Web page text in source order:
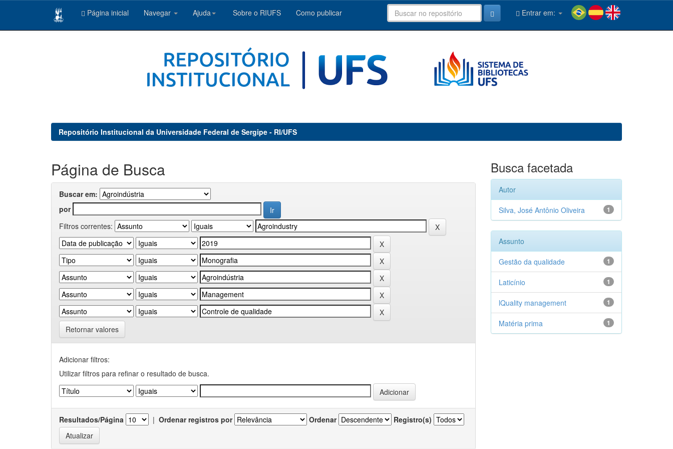
Página inicial Navegar Ajuda Sobre o RIUFS Como publicar Entrar em:
Repositório Institucional da Universidade Federal de Sergipe - RI/UFS
Página de Busca
Buscar em:
por
Filtros correntes:
Retornar valores
Adicionar filtros:
Utilizar filtros para refinar o resultado de busca.
Resultados/Página | Ordenar registros por Ordenar Registro(s)
Busca facetada
Autor
1
Silva, José Antônio Oliveira
Assunto
1
Gestão da qualidade
1
Laticínio
1
lQuality management
1
Matéria prima